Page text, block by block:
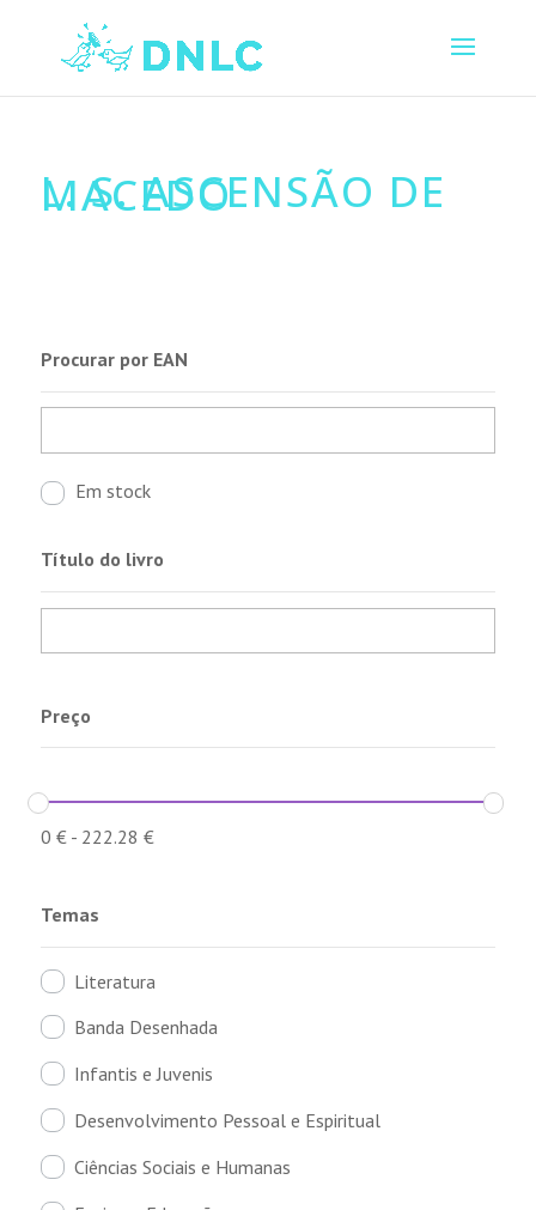
L. S. ASCENSÃO DE
MACEDO
Procurar por EAN
Em stock
Título do livro
Preço
0 €- 222.28 €
Temas
Literatura
Banda Desenhada
Infantis e Juvenis
Desenvolvimento Pessoal e Espiritual
Ciências Sociais e Humanas